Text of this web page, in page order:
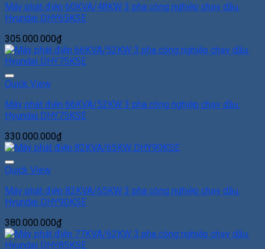
Máy phát điện 60KVA/48KW 3 pha công nghiệp chạy dầu.
Hyundai DHY65KSE
305.000.000₫
Quick View
Máy phát điện 66KVA/52KW 3 pha công nghiệp chạy dầu.
Hyundai DHY75KSE
330.000.000₫
Quick View
Máy phát điện 82KVA/65KW 3 pha công nghiệp chạy dầu.
Hyundai DHY90KSE
380.000.000₫